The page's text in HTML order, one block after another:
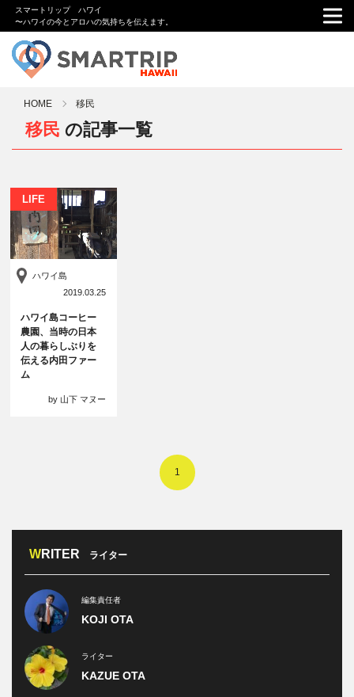
スマートリップ ハワイ
〜ハワイの今とアロハの気持ちを伝えます。
HOME 移民
移民 の記事一覧
LIFE
ハワイ島
2019.03.25
ハワイ島コーヒー
農園、当時の日本
人の暮らしぶりを
伝える内田ファー
ム
by 山下 マヌー
1
WRITER ライター
編集責任者
KOJI OTA
ライター
KAZUE OTA